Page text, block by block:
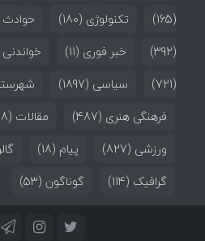
(165)
تکنولوژی (180) حوادث
(392)
خبر فوری (11) خواندنی
(721)
سیاسی (1897)
فرهنگی هنری (487) مقالات (508)
ورزشی (827) پیام (18)
گرافیک (114) گوناگون (53)